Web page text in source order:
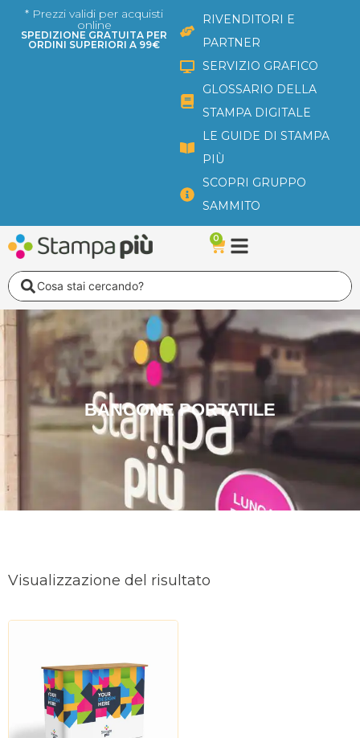
* Prezzi validi per acquisti
online
SPEDIZIONE GRATUITA PER
ORDINI SUPERIORI A 99€
RIVENDITORI E
PARTNER
SERVIZIO GRAFICO
GLOSSARIO DELLA
STAMPA DIGITALE
LE GUIDE DI STAMPA
PIÙ
SCOPRI GRUPPO
SAMMITO
0
Carrello
Search
...
BANCONE PORTATILE
Visualizzazione del risultato